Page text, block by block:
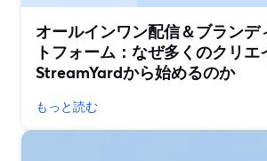
オールインワン配信＆ブランデ
トフォーム：なぜ多くのクリエ
StreamYardから始めるのか
もっと読む